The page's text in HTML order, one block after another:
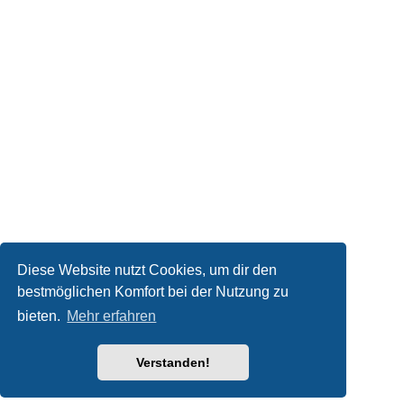
Diese Website nutzt Cookies, um dir den
bestmöglichen Komfort bei der Nutzung zu
bieten. Mehr erfahren
Verstanden!